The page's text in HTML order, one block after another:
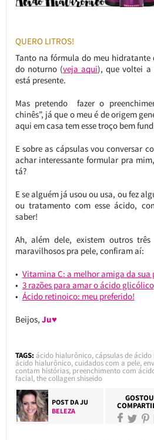
QUERO LITROS!
Tanto na fórmula do meu hidratante
do noturno (veja aqui), que voltei a
está presente.
Mas pretendo fazer o
chinês”, já que o meu é de origem
aqui em casa tem esse troço bem
E sobre as cápsulas vou conversar
achar interessante formular pra
tá?
E se alguém já usou ou usa, ou fez
ou tratamento com esse ácido,
saber!
Ah, além dele, existem outros
maravilhosos pra pele, confiram aí:
Vitamina C: a melhor amiga da sua
3 razões para amar o ácido glicólico
Ácido retinoico: meu preferido!
Beijos, Ju♥
TAGS: ácido hialurônico,cápsulas de
ácido hialurônico,cuidados com a pele,
contam histórias, preenchimento com
facial,the collagen shiseido
POST DAJU
BELEZA